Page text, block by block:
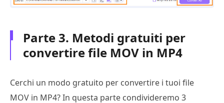
Parte 3. Metodi gratuiti per
convertire file MOV in MP4
Cerchi un modo gratuito per convertire i tuoi file
MOV in MP4? In questa parte condivideremo 3